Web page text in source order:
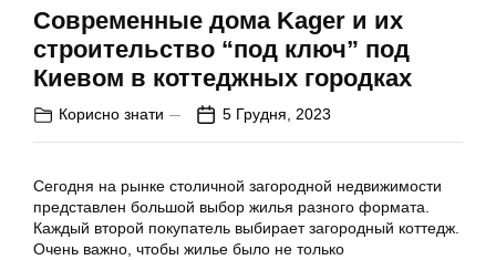
Современные дома Kager и их
строительство “под ключ” под
Киевом в коттеджных городках
Корисно знати 5 Грудня, 2023
Сегодня на рынке столичной загородной недвижимости
представлен большой выбор жилья разного формата.
Каждый второй покупатель выбирает загородный коттедж.
Очень важно, чтобы жилье было не только